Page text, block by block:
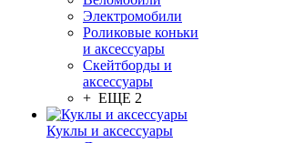
Электромобили
Роликовые коньки
и аксессуары
Скейтборды и
аксессуары
+ ЕЩЕ 2
Куклы и аксессуары